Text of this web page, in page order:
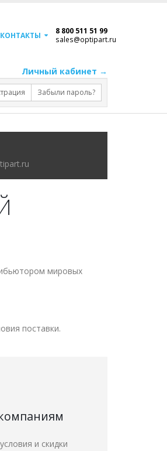
КОНТАКТЫ 8 800 511 51 99
sales@optipart.ru
Личный кабинет →
Забыли пароль?
мировых
поставки.
и скидки